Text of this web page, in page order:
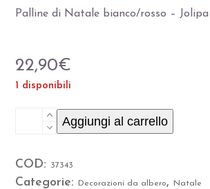
Palline di Natale bianco/rosso – Jolipa
22,90€
1 disponibili
Palline
Natale
Aggiungi al carrello
COD: 37343
Categorie: Decorazioni da albero, Natale